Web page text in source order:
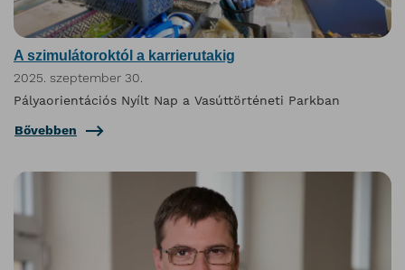
A szimulátoroktól a karrierutakig
2025. szeptember 30.
Pályaorientációs Nyílt Nap a Vasúttörténeti Parkban
Bővebben